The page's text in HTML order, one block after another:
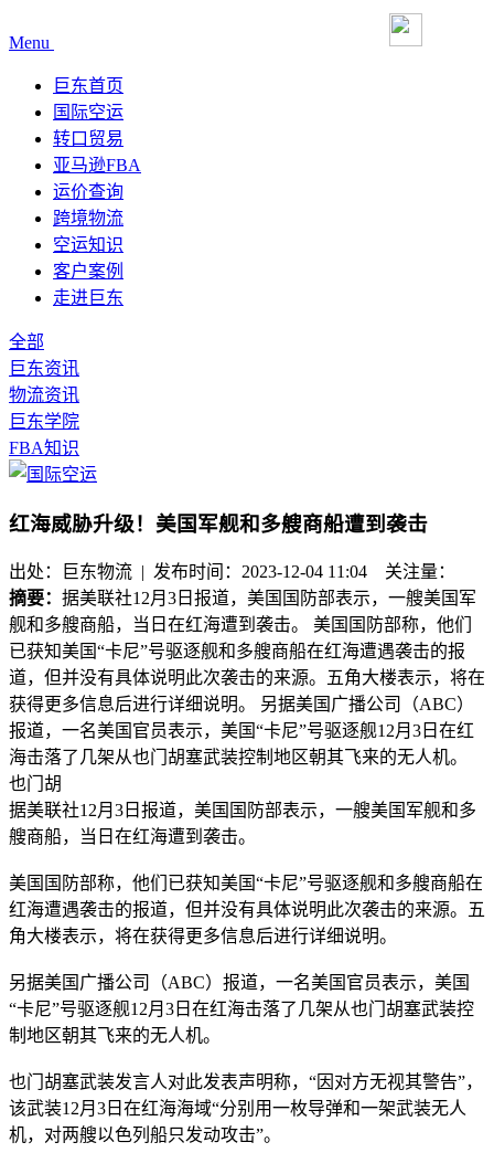
Menu
巨东首页
国际空运
转口贸易
亚马逊FBA
运价查询
跨境物流
空运知识
客户案例
走进巨东
全部
巨东资讯
物流资讯
巨东学院
FBA知识
红海威胁升级！美国军舰和多艘商船遭到袭击
出处：巨东物流 | 发布时间：2023-12-04 11:04 关注量：
摘要： 据美联社12月3日报道，美国国防部表示，一艘美国军
舰和多艘商船，当日在红海遭到袭击。 美国国防部称，他们
已获知美国“卡尼”号驱逐舰和多艘商船在红海遭遇袭击的报
道，但并没有具体说明此次袭击的来源。五角大楼表示，将在
获得更多信息后进行详细说明。 另据美国广播公司（ABC）
报道，一名美国官员表示，美国“卡尼”号驱逐舰12月3日在红
海击落了几架从也门胡塞武装控制地区朝其飞来的无人机。
也门胡
据美联社12月3日报道，美国国防部表示，一艘美国军舰和多
艘商船，当日在红海遭到袭击。
美国国防部称，他们已获知美国“卡尼”号驱逐舰和多艘商船在
红海遭遇袭击的报道，但并没有具体说明此次袭击的来源。五
角大楼表示，将在获得更多信息后进行详细说明。
另据美国广播公司（ABC）报道，一名美国官员表示，美国
“卡尼”号驱逐舰12月3日在红海击落了几架从也门胡塞武装控
制地区朝其飞来的无人机。
也门胡塞武装发言人对此发表声明称，“因对方无视其警告”，
该武装12月3日在红海海域“分别用一枚导弹和一架武装无人
机，对两艘以色列船只发动攻击”。